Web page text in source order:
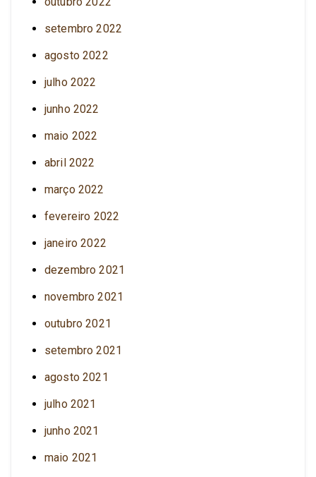
setembro 2022
agosto 2022
julho 2022
junho 2022
maio 2022
abril 2022
março 2022
fevereiro 2022
janeiro 2022
dezembro 2021
novembro 2021
outubro 2021
setembro 2021
agosto 2021
julho 2021
junho 2021
maio 2021